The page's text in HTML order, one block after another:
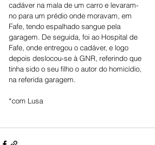
cadáver na mala de um carro e levaram-
no para um prédio onde moravam, em
Fafe, tendo espalhado sangue pela
garagem. De seguida, foi ao Hospital de
Fafe, onde entregou o cadáver, e logo
depois deslocou-se à GNR, referindo que
tinha sido o seu filho o autor do homicídio,
na referida garagem.
*com Lusa